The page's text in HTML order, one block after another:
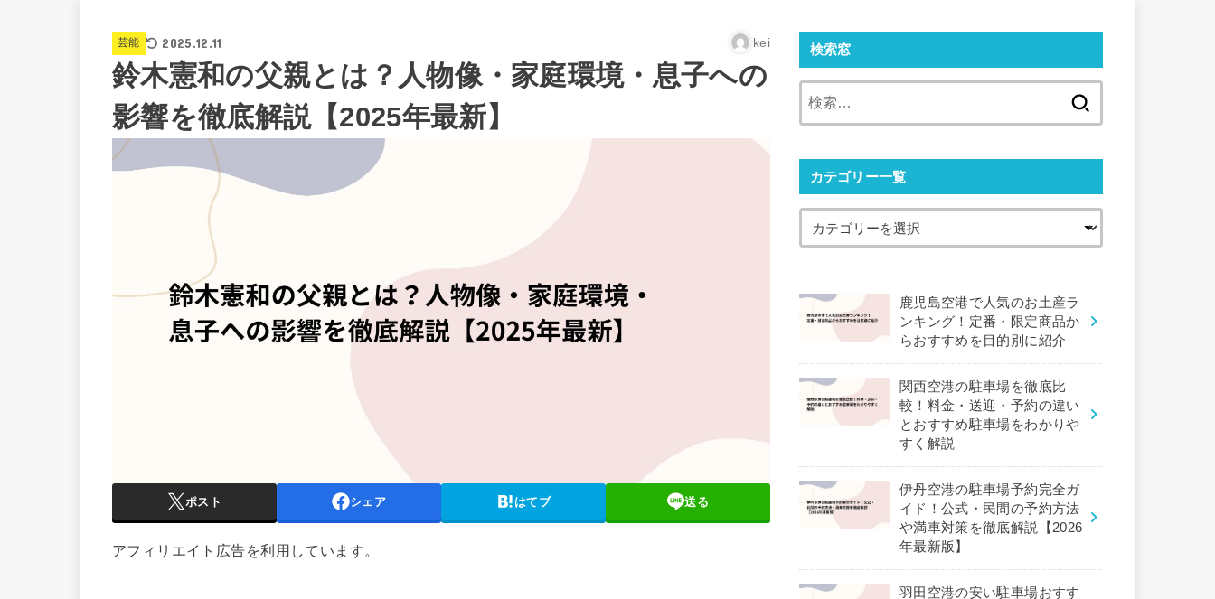
芸能 2025.12.11 kei
鈴木憲和の父親とは？人物像・家庭環境・息子への
影響を徹底解説【2025年最新】
ポスト シェア はてブ 送る
アフィリエイト広告を利用しています。
検索窓
カテゴリー一覧
鹿児島空港で人気のお土産ラ
ンキング！定番・限定商品か
らおすすめを目的別に紹介
関西空港の駐車場を徹底比
較！料金・送迎・予約の違い
とおすすめ駐車場をわかりや
すく解説
伊丹空港の駐車場予約完全ガ
イド！公式・民間の予約方法
や満車対策を徹底解説【2026
年最新版】
羽田空港の安い駐車場おすす